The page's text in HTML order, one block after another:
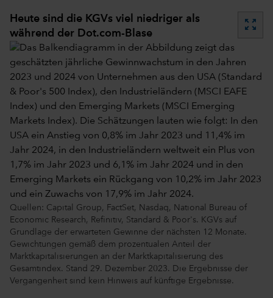
Heute sind die KGVs viel niedriger als
während der Dot.com-Blase
zoom_out_map
Quellen: Capital Group, FactSet, Nasdaq, National Bureau of
Economic Research, Refinitiv, Standard & Poor's. KGVs auf
Grundlage der erwarteten Gewinne der nächsten 12 Monate.
Gewichtungen gemäß dem prozentualen Anteil der
Marktkapitalisierungen an der Marktkapitalisierung des
Gesamtindex. Stand 29. Dezember 2023. Die Ergebnisse der
Vergangenheit sind kein Hinweis auf künftige Ergebnisse.